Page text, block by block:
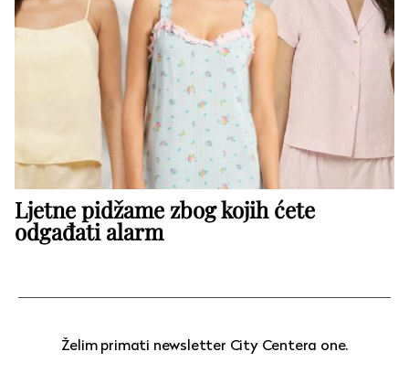
Ljetne pidžame zbog kojih ćete
odgađati alarm
Želim primati newsletter City Centera one.